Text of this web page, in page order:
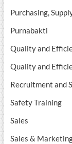
Purchasing,
Purnabakti
Quality and
Quality and
Recruitment and
Safety Training
Sales
Sales &